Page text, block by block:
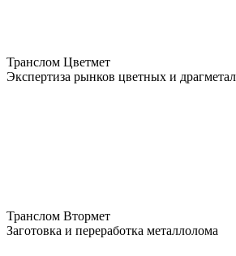
Транслом Цветмет
Экспертиза рынков цветных и
Транслом Втормет
Заготовка и переработка металлолома